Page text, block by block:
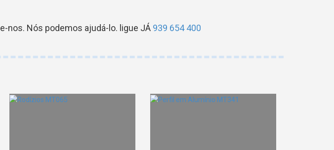
nos. Nós podemos ajudá-lo. ligue JÁ 939 654 400